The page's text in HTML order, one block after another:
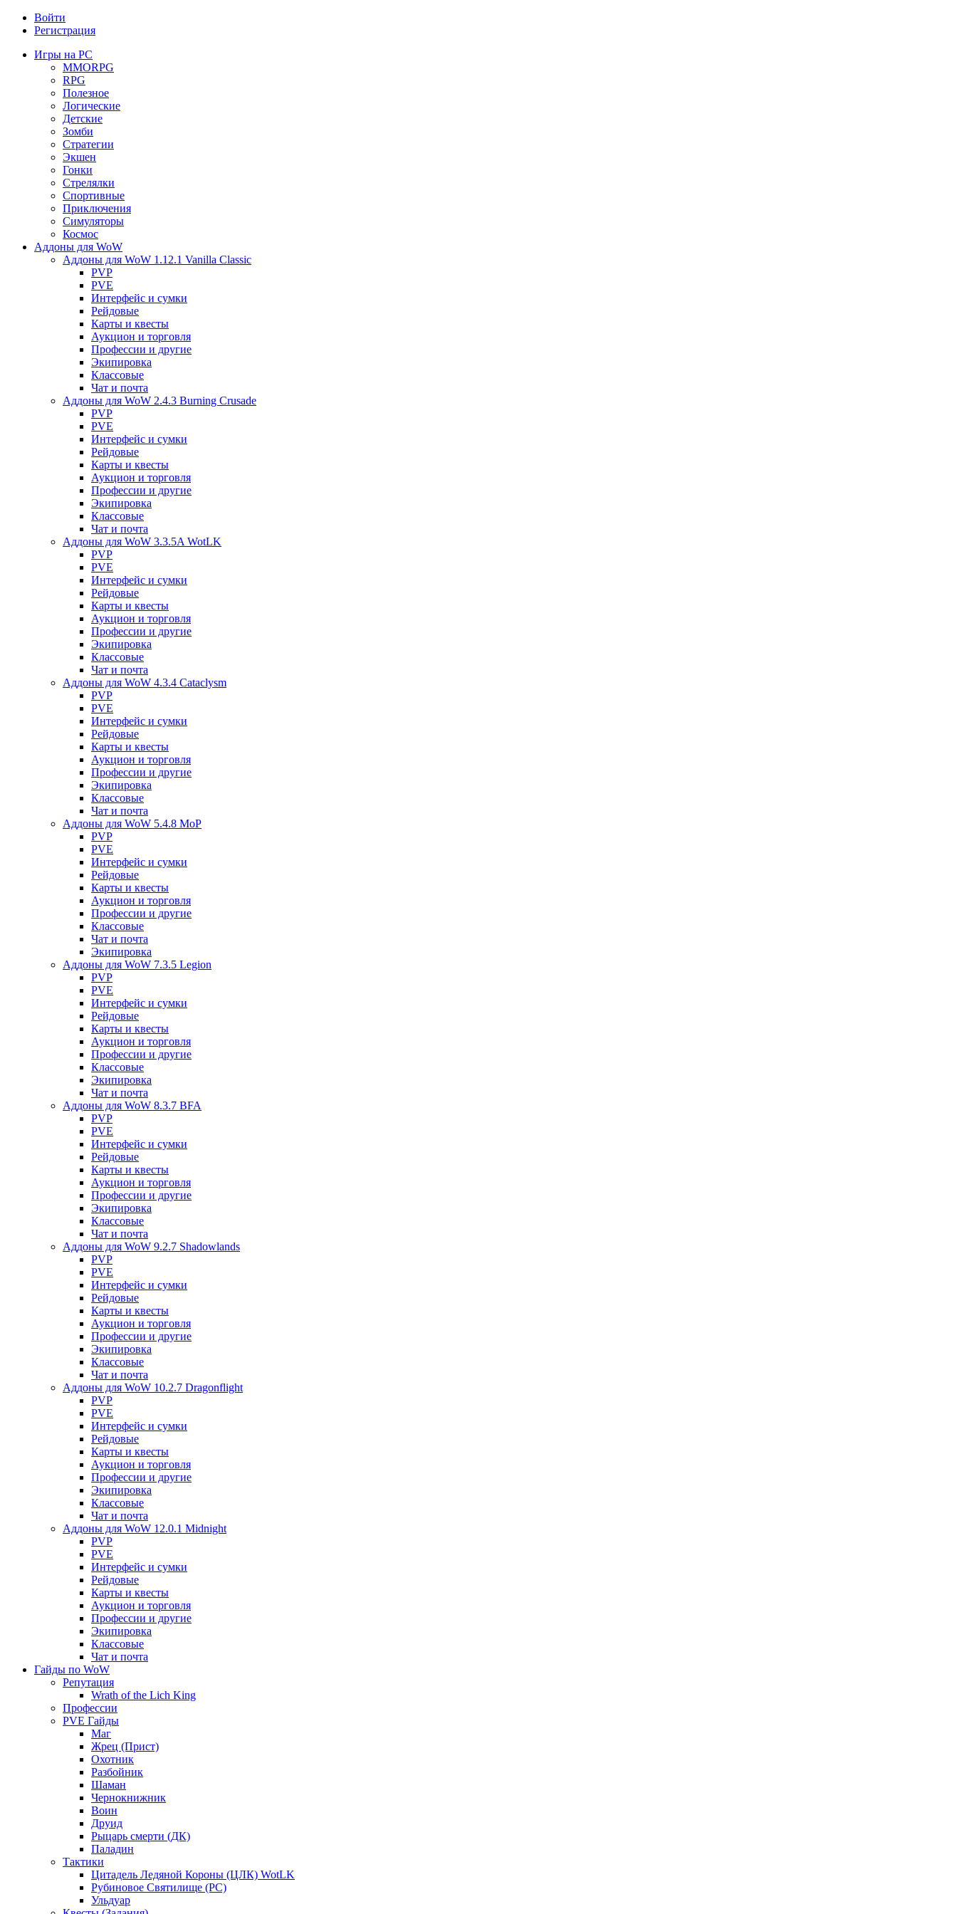
Войти
Регистрация
Игры на PC
MMORPG
RPG
Полезное
Логические
Детские
Зомби
Стратегии
Экшен
Гонки
Стрелялки
Спортивные
Приключения
Симуляторы
Космос
Аддоны для WoW
Аддоны для WoW 1.12.1 Vanilla Classic
PVP
PVE
Интерфейс и сумки
Рейдовые
Карты и квесты
Аукцион и торговля
Профессии и другие
Экипировка
Классовые
Чат и почта
Аддоны для WoW 2.4.3 Burning Crusade
PVP
PVE
Интерфейс и сумки
Рейдовые
Карты и квесты
Аукцион и торговля
Профессии и другие
Экипировка
Классовые
Чат и почта
Аддоны для WoW 3.3.5A WotLK
PVP
PVE
Интерфейс и сумки
Рейдовые
Карты и квесты
Аукцион и торговля
Профессии и другие
Экипировка
Классовые
Чат и почта
Аддоны для WoW 4.3.4 Cataclysm
PVP
PVE
Интерфейс и сумки
Рейдовые
Карты и квесты
Аукцион и торговля
Профессии и другие
Экипировка
Классовые
Чат и почта
Аддоны для WoW 5.4.8 MoP
PVP
PVE
Интерфейс и сумки
Рейдовые
Карты и квесты
Аукцион и торговля
Профессии и другие
Классовые
Чат и почта
Экипировка
Аддоны для WoW 7.3.5 Legion
PVP
PVE
Интерфейс и сумки
Рейдовые
Карты и квесты
Аукцион и торговля
Профессии и другие
Классовые
Экипировка
Чат и почта
Аддоны для WoW 8.3.7 BFA
PVP
PVE
Интерфейс и сумки
Рейдовые
Карты и квесты
Аукцион и торговля
Профессии и другие
Экипировка
Классовые
Чат и почта
Аддоны для WoW 9.2.7 Shadowlands
PVP
PVE
Интерфейс и сумки
Рейдовые
Карты и квесты
Аукцион и торговля
Профессии и другие
Экипировка
Классовые
Чат и почта
Аддоны для WoW 10.2.7 Dragonflight
PVP
PVE
Интерфейс и сумки
Рейдовые
Карты и квесты
Аукцион и торговля
Профессии и другие
Экипировка
Классовые
Чат и почта
Аддоны для WoW 12.0.1 Midnight
PVP
PVE
Интерфейс и сумки
Рейдовые
Карты и квесты
Аукцион и торговля
Профессии и другие
Экипировка
Классовые
Чат и почта
Гайды по WoW
Репутация
Wrath of the Lich King
Профессии
PVE Гайды
Маг
Жрец (Прист)
Охотник
Разбойник
Шаман
Чернокнижник
Воин
Друид
Рыцарь смерти (ДК)
Паладин
Тактики
Цитадель Ледяной Короны (ЦЛК) WotLK
Рубиновое Святилище (РС)
Ульдуар